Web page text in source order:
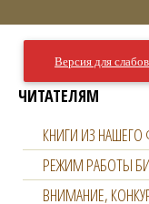
Версия для
ЧИТАТЕЛЯМ
КНИГИ ИЗ
РЕЖИМ РАБОТЫ
ВНИМАНИЕ,